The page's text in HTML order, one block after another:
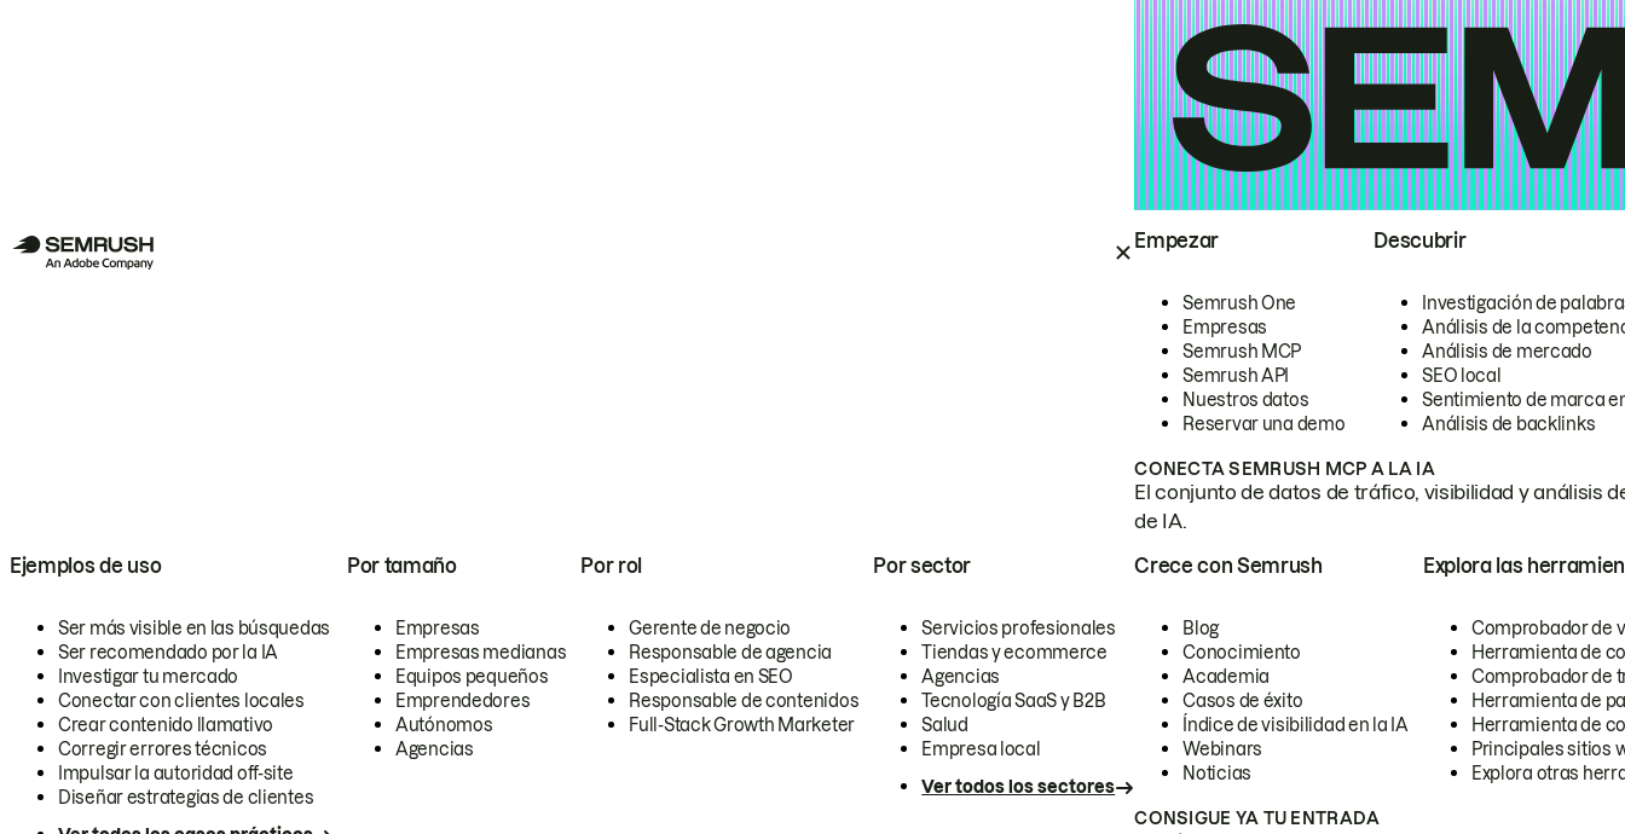
Empezar
Semrush One
Empresas
Semrush MCP
Semrush API
Nuestros datos
Reservar una demo
Descubrir
Investigación de
Análisis de la
Análisis de mercado
SEO local
Sentimiento de marca
Análisis de backlinks
CONECTA SEMRUSH MCP A LA IA
El conjunto de datos de tráfico, visibilidad y análisis
de IA.
Ejemplos de uso
Ser más visible en las búsquedas
Ser recomendado por la IA
Investigar tu mercado
Conectar con clientes locales
Crear contenido llamativo
Corregir errores técnicos
Impulsar la autoridad off-site
Diseñar estrategias de clientes
Por tamaño
Empresas
Empresas medianas
Equipos pequeños
Emprendedores
Autónomos
Agencias
Por rol
Gerente de negocio
Responsable de agencia
Especialista en SEO
Responsable de contenidos
Full-Stack Growth Marketer
Por sector
Servicios profesionales
Tiendas y ecommerce
Agencias
Tecnología SaaS y B2B
Salud
Empresa local
Ver todos los sectores
Crece con Semrush
Blog
Conocimiento
Academia
Casos de éxito
Índice de visibilidad en la IA
Webinars
Noticias
Explora las
Comprobador de
Herramienta de
Comprobador de
Herramienta de
Herramienta de
Principales sitios
Explora otras
CONSIGUE YA TU ENTRADA